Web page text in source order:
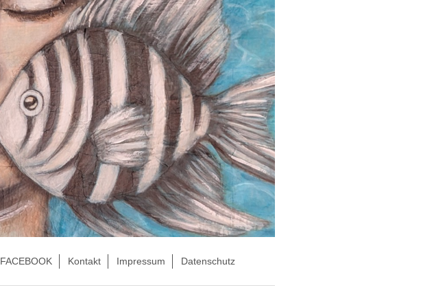
FACEBOOK Kontakt Impressum Datenschutz